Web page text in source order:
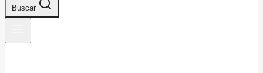
Buscar